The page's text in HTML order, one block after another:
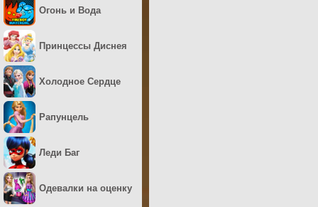
Огонь и Вода
Принцессы Диснея
Холодное Сердце
Рапунцель
Леди Баг
Одевалки на оценку